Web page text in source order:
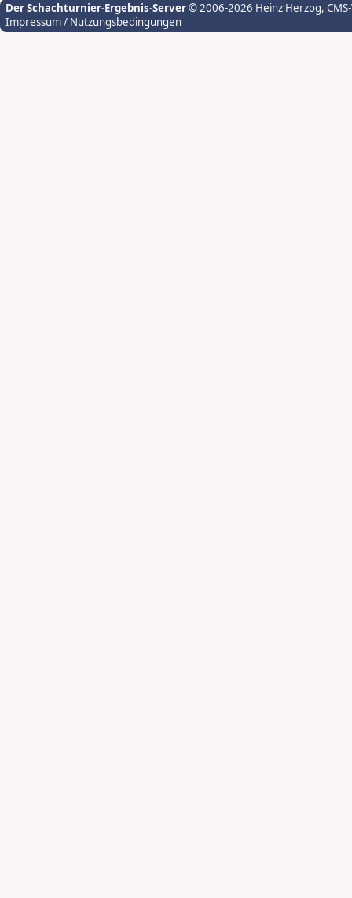
Der Schachturnier-Ergebnis-Server© 2006-2026 Heinz Herzog,
Impressum / Nutzungsbedingungen